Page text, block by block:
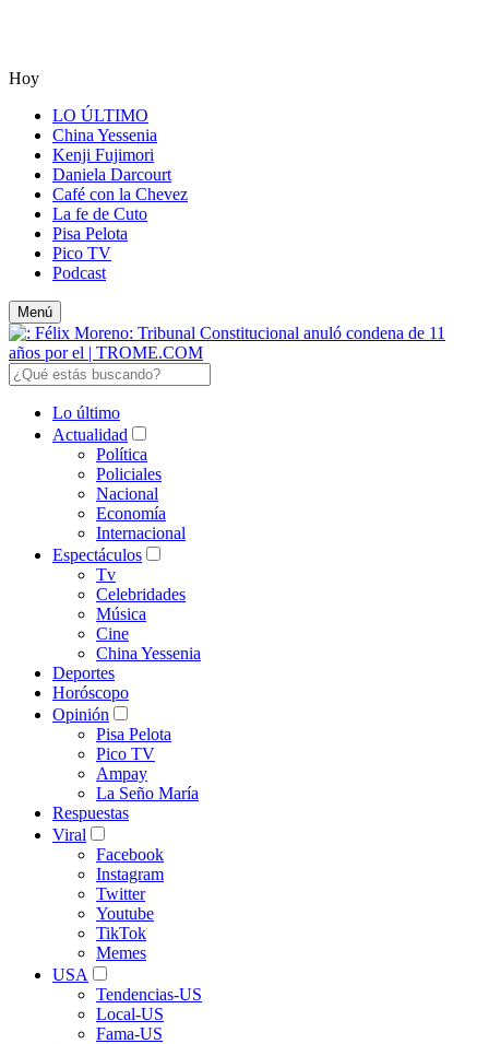
Hoy
LO ÚLTIMO
China Yessenia
Kenji Fujimori
Daniela Darcourt
Café con la Chevez
La fe de Cuto
Pisa Pelota
Pico TV
Podcast
Menú
Lo último
Actualidad
Política
Policiales
Nacional
Economía
Internacional
Espectáculos
Tv
Celebridades
Música
Cine
China Yessenia
Deportes
Horóscopo
Opinión
Pisa Pelota
Pico TV
Ampay
La Seño María
Respuestas
Viral
Facebook
Instagram
Twitter
Youtube
TikTok
Memes
USA
Tendencias-US
Local-US
Fama-US